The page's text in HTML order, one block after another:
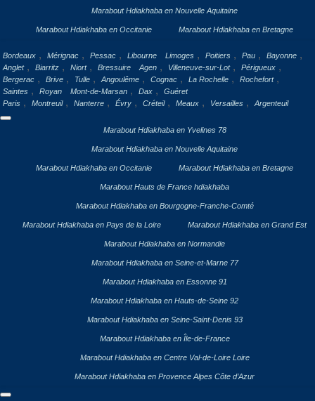
Marabout Hdiakhaba en Nouvelle Aquitaine
Marabout Hdiakhaba en Occitanie Marabout Hdiakhaba en Bretagne
Bordeaux , Mérignac , Pessac , Libourne Limoges , Poitiers , Pau , Bayonne ,
Anglet , Biarritz , Niort , Bressuire Agen , Villeneuve-sur-Lot , Périgueux ,
Bergerac , Brive , Tulle , Angoulême , Cognac , La Rochelle , Rochefort ,
Saintes , Royan Mont-de-Marsan , Dax ,
Guéret
Paris , Montreuil , Nanterre , Évry , Créteil , Meaux , Versailles , Argenteuil
Marabout Hdiakhaba en Yvelines 78
Marabout Hdiakhaba en Nouvelle Aquitaine
Marabout Hdiakhaba en Occitanie Marabout Hdiakhaba en Bretagne
Marabout Hauts de France hdiakhaba
Marabout Hdiakhaba en Bourgogne-Franche-Comté
Marabout Hdiakhaba en Pays de la Loire Marabout Hdiakhaba en Grand Est
Marabout Hdiakhaba en Normandie
Marabout Hdiakhaba en Seine-et-Marne 77
Marabout Hdiakhaba en Essonne 91
Marabout Hdiakhaba en Hauts-de-Seine 92
Marabout Hdiakhaba en Seine-Saint-Denis 93
Marabout Hdiakhaba en Île-de-France
Marabout Hdiakhaba en Centre Val-de-Loire Loire
Marabout Hdiakhaba en Provence Alpes Côte d’Azur